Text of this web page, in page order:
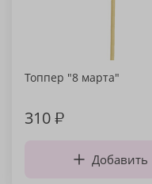
Топпер "8 марта"
310₽
Добавить